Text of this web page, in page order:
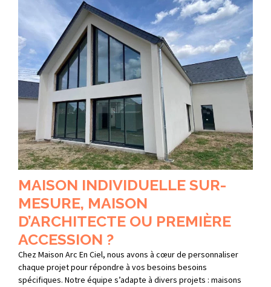
MAISON INDIVIDUELLE SUR-
MESURE, MAISON
D’ARCHITECTE OU PREMIÈRE
ACCESSION ?
Chez Maison Arc En Ciel, nous avons à cœur de personnaliser
chaque projet pour répondre à vos besoins besoins
spécifiques. Notre équipe s’adapte à divers projets : maisons